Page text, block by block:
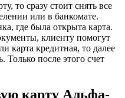
то сразу стоит снять все
или в банкомате.
где была открыта карта.
клиенту помогут
карта кредитная, то далее
Только после этого счет
карту Альфа-